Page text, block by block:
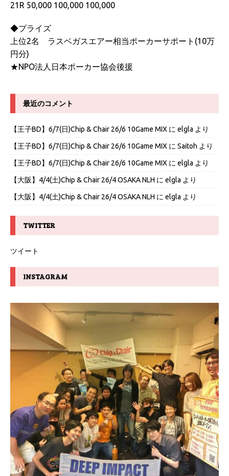
21R 50,000 100,000 100,000
◆プライズ
上位2名 ラスベガスエアー相当ポーカーサポート(10万
円分)
★NPO法人日本ポーカー協会後援
最近のコメント
【王子BD】6/7(日)Chip & Chair 26/6 10Game MIX に elgla より
【王子BD】6/7(日)Chip & Chair 26/6 10Game MIX に Saitoh より
【王子BD】6/7(日)Chip & Chair 26/6 10Game MIX に elgla より
【大阪】4/4(土)Chip & Chair 26/4 OSAKA NLH に elgla より
【大阪】4/4(土)Chip & Chair 26/4 OSAKA NLH に elgla より
TWITTER
ツイート
INSTAGRAM